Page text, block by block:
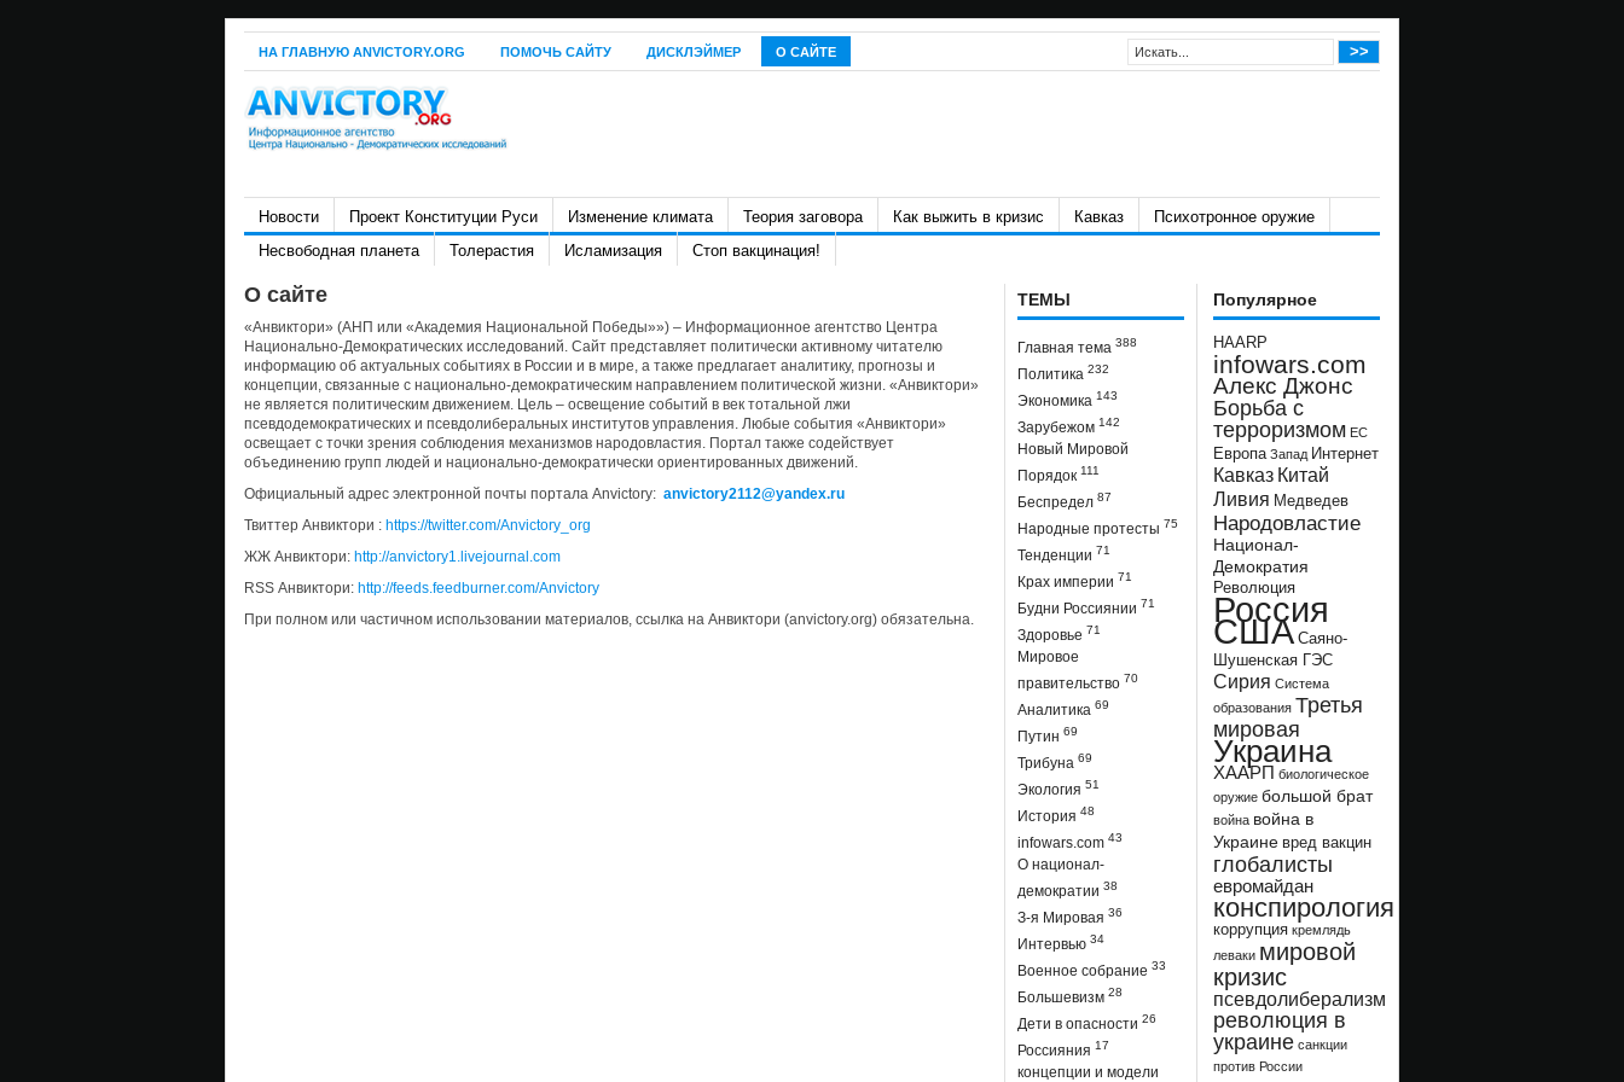
НА ГЛАВНУЮ ANVICTORY.ORG ПОМОЧЬ САЙТУ ДИСКЛЭЙМЕР О САЙТЕ
Новости Проект Конституции Руси Изменение климата Теория заговора Как выжить в кризис Кавказ
Психотронное оружие
Несвободная планета
Толерастия Исламизация Стоп вакцинация!
О сайте
«Анвиктори» (АНП или «Академия Национальной Победы»») – Информационное агентство Центра
Национально-Демократических исследований. Сайт представляет политически активному читателю
информацию об актуальных событиях в России и в мире, а также предлагает аналитику, прогнозы и
концепции, связанные с национально-демократическим направлением политической жизни. «Анвиктори»
не является политическим движением. Цель – освещение событий в век тотальной лжи
псевдодемократических и псевдолиберальных институтов управления. Любые события «Анвиктори»
освещает с точки зрения соблюдения механизмов народовластия. Портал также содействует
объединению групп людей и национально-демократически ориентированных движений.
Официальный адрес электронной почты портала Anvictory: anvictory2112@yandex.ru
Твиттер Анвиктори : https://twitter.com/Anvictory_org
ЖЖ Анвиктори: http://anvictory1.livejournal.com
RSS Анвиктори: http://feeds.feedburner.com/Anvictory
При полном или частичном использовании материалов, ссылка на Анвиктори (anvictory.org) обязательна.
ТЕМЫ
Главная тема 388
Политика 232
Экономика 143
Зарубежом 142
Новый Мировой
Порядок 111
Беспредел 87
Народные протесты 75
Тенденции 71
Крах империи 71
Будни Россиянии 71
Здоровье 71
Мировое
правительство 70
Аналитика 69
Путин 69
Трибуна 69
Экология 51
История 48
infowars.com 43
О национал-
демократии 38
З-я Мировая 36
Интервью 34
Военное собрание 33
Большевизм 28
Дети в опасности 26
Россияния 17
концепции и модели
Популярное
HAARP
infowars.com
Алекс Джонс
Борьба с
терроризмом ЕС
Европа Запад Интернет
Кавказ Китай
Ливия Медведев
Народовластие
Национал-
Демократия
Революция
Россия
США Саяно-
Шушенская ГЭС
Сирия Система
образования Третья
мировая
Украина
ХААРП биологическое
оружие большой брат
война война в
Украине вред вакцин
глобалисты
евромайдан
конспирология
коррупция кремлядь
леваки мировой
кризис
псевдолиберализм
революция в
украине санкции
против России